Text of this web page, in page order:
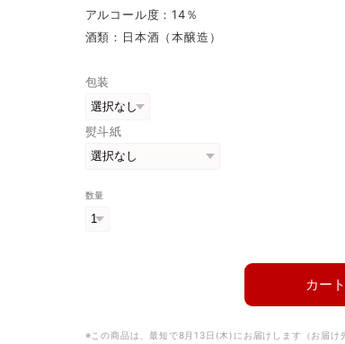
アルコール度：14％
酒類：日本酒（本醸造）
包装
熨斗紙
数量
カー
※この商品は、最短で8月13日(木)にお届けします（お届け